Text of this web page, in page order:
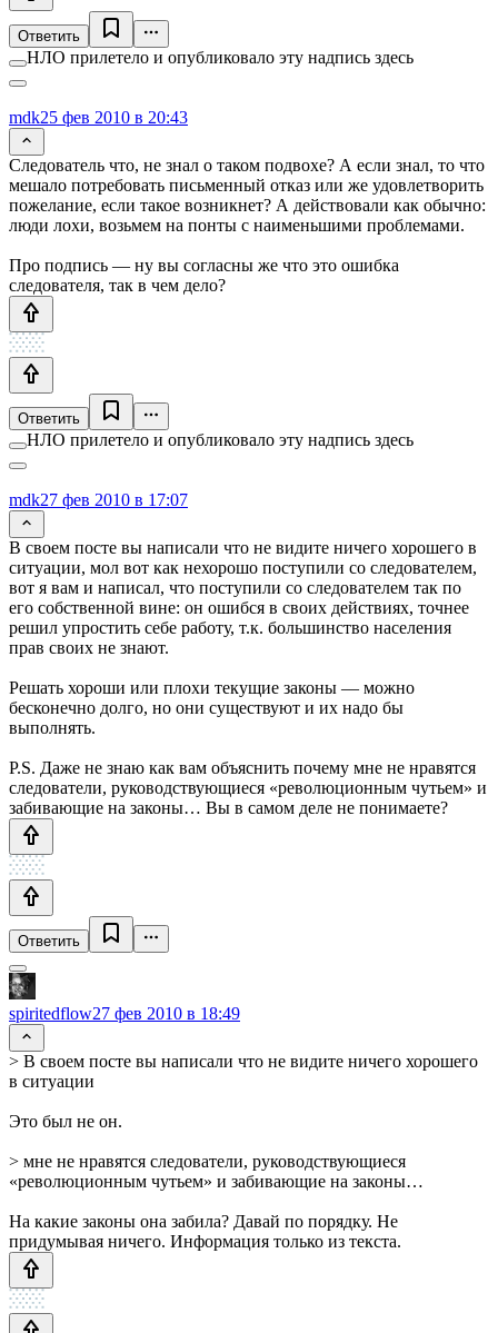
Ответить
НЛО прилетело и опубликовало эту надпись здесь
mdk25 фев 2010 в 20:43
Следователь что, не знал о таком подвохе? А если знал, то что
мешало потребовать письменный отказ или же удовлетворить
пожелание, если такое возникнет? А действовали как обычно:
люди лохи, возьмем на понты с наименьшими проблемами.
Про подпись — ну вы согласны же что это ошибка
следователя, так в чем дело?
Ответить
НЛО прилетело и опубликовало эту надпись здесь
mdk27 фев 2010 в 17:07
В своем посте вы написали что не видите ничего хорошего в
ситуации, мол вот как нехорошо поступили со следователем,
вот я вам и написал, что поступили со следователем так по
его собственной вине: он ошибся в своих действиях, точнее
решил упростить себе работу, т.к. большинство населения
прав своих не знают.
Решать хороши или плохи текущие законы — можно
бесконечно долго, но они существуют и их надо бы
выполнять.
P.S. Даже не знаю как вам объяснить почему мне не нравятся
следователи, руководствующиеся «революционным чутьем» и
забивающие на законы… Вы в самом деле не понимаете?
Ответить
spiritedflow27 фев 2010 в 18:49
> В своем посте вы написали что не видите ничего хорошего
в ситуации
Это был не он.
> мне не нравятся следователи, руководствующиеся
«революционным чутьем» и забивающие на законы…
На какие законы она забила? Давай по порядку. Не
придумывая ничего. Информация только из текста.